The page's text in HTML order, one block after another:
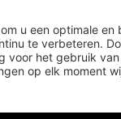
Bepaalde merken